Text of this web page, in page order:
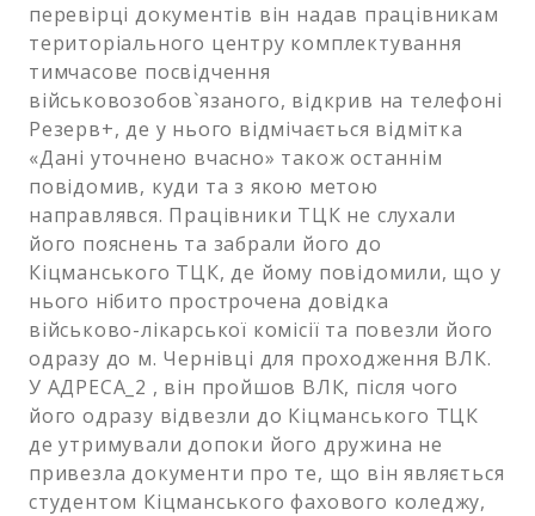
перевірці документів він надав працівникам
територіального центру комплектування
тимчасове посвідчення
військовозобов`язаного, відкрив на телефоні
Резерв+, де у нього відмічається відмітка
«Дані уточнено вчасно» також останнім
повідомив, куди та з якою метою
направлявся. Працівники ТЦК не слухали
його пояснень та забрали його до
Кіцманського ТЦК, де йому повідомили, що у
нього нібито прострочена довідка
військово-лікарської комісії та повезли його
одразу до м. Чернівці для проходження ВЛК.
У АДРЕСА_2 , він пройшов ВЛК, після чого
його одразу відвезли до Кіцманського ТЦК
де утримували допоки його дружина не
привезла документи про те, що він являється
студентом Кіцманського фахового коледжу,